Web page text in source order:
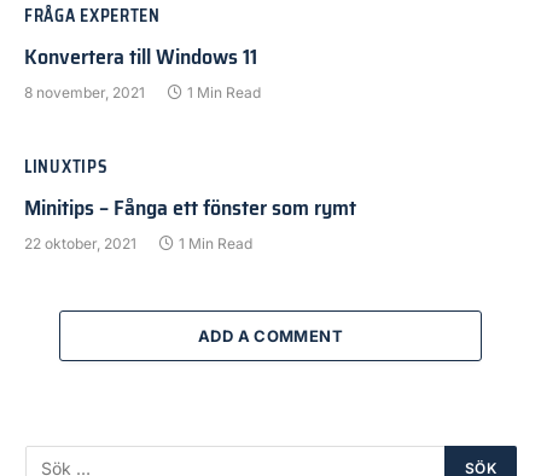
FRÅGA EXPERTEN
Konvertera till Windows 11
8 november, 2021 1 Min Read
LINUXTIPS
Minitips – Fånga ett fönster som rymt
22 oktober, 2021 1 Min Read
ADD A COMMENT